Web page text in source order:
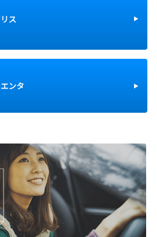
ス
ンタ